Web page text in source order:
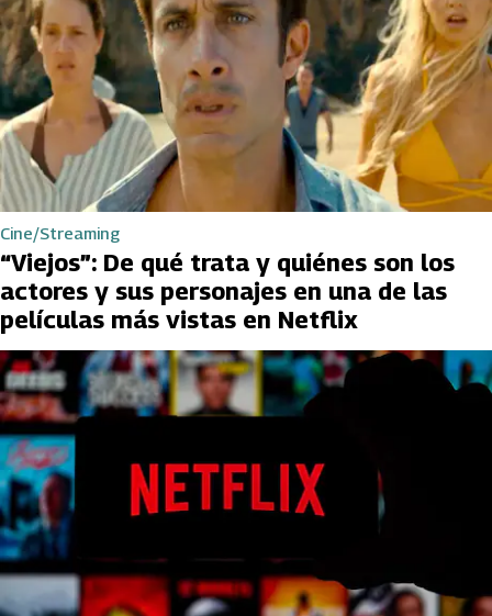
Cine/Streaming
“Viejos”: De qué trata y quiénes son los
actores y sus personajes en una de las
películas más vistas en Netflix